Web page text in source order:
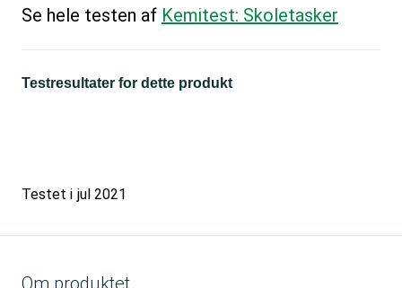
Se hele testen af Kemitest: Skoletasker
Testresultater for dette produkt
Testet i jul 2021